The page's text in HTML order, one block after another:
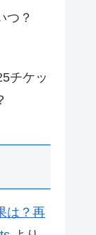
つ？
チケッ
は？再